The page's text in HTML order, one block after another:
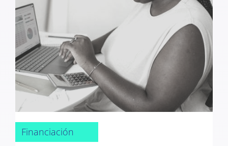
Financiación